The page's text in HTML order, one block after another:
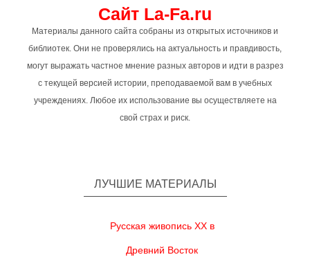
Сайт La-Fa.ru
Материалы данного сайта собраны из открытых источников и
библиотек. Они не проверялись на актуальность и правдивость,
могут выражать частное мнение разных авторов и идти в разрез
с текущей версией истории, преподаваемой вам в учебных
учреждениях. Любое их использование вы осуществляете на
свой страх и риск.
ЛУЧШИЕ МАТЕРИАЛЫ
Русская живопись XX в
Древний Восток